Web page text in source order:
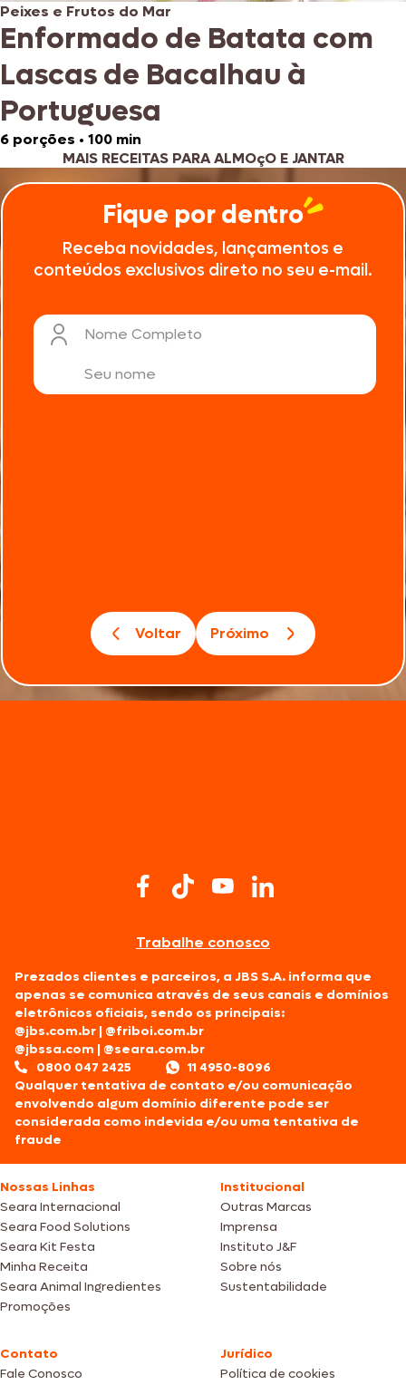
Peixes e Frutos do Mar
Enformado de Batata com
Lascas de Bacalhau à
Portuguesa
6 porções • 100 min
MAIS RECEITAS PARA ALMOçO E JANTAR
Fique por dentro
Receba novidades, lançamentos e
conteúdos exclusivos direto no seu e-mail.
Nome Completo
Voltar Próximo
Trabalhe conosco
Prezados clientes e parceiros, a JBS S.A. informa que
apenas se comunica através de seus canais e domínios
eletrônicos oficiais, sendo os principais:
@jbs.com.br |@friboi.com.br
@jbssa.com |@seara.com.br
0800 047 2425
11 4950-8096
Qualquer tentativa de contato e/ou comunicação
envolvendo algum domínio diferente pode ser
considerada como indevida e/ou uma tentativa de
fraude
Nossas Linhas
Seara Internacional
Seara Food Solutions
Seara Kit Festa
Minha Receita
Seara Animal Ingredientes
Promoções
Institucional
Outras Marcas
Imprensa
Instituto J&F
Sobre nós
Sustentabilidade
Contato
Fale Conosco
Jurídico
Política de cookies